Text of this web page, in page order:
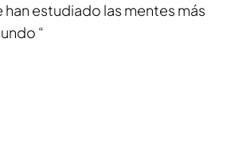
estudiado las mentes más
“